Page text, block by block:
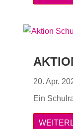
20. Apr.
Ein